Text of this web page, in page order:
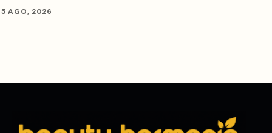
5 AGO, 2026